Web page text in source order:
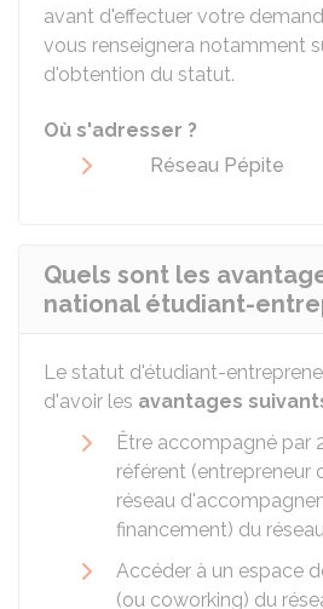
avant d'effectuer votre
vous renseignera notamment
d'obtention du statut.
Où s'adresser ?
Réseau Pépite
Quels sont les
national étudiant-
Le statut d'étudiant-
d'avoir les avantages
Être accompagné par
référent (entrepreneur
réseau
financement) du
Accéder à un espace
(ou coworking) du